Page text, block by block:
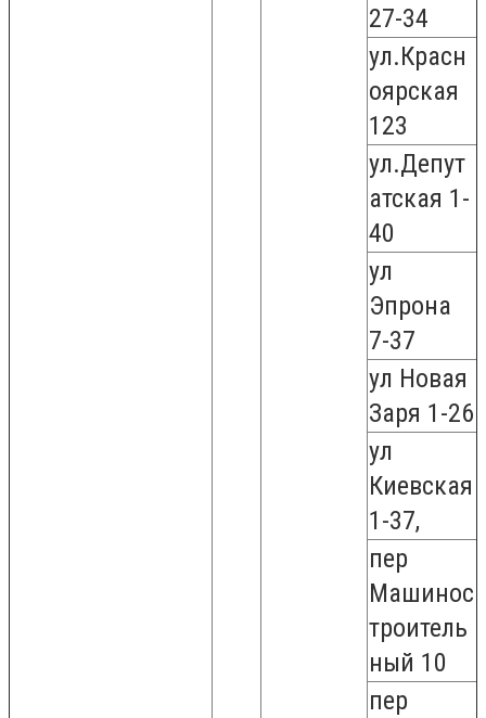
27-34
ул.Красн
оярская
123
ул.Депут
атская 1-
40
ул
Эпрона
7-37
ул Новая
Заря 1-26
ул
Киевская
1-37,
пер
Машинос
троитель
ный 10
пер